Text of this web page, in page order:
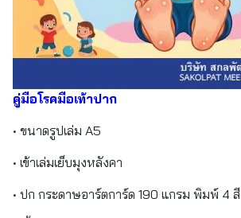
คู่มือโรคมือเท้าปาก
• ขนาดรูปเล่ม A5
• เข้าเล่มเย็บมุงหลังคา
• ปก กระดาษอาร์ตการ์ด 190 แกรม พิมพ์ 4 สี